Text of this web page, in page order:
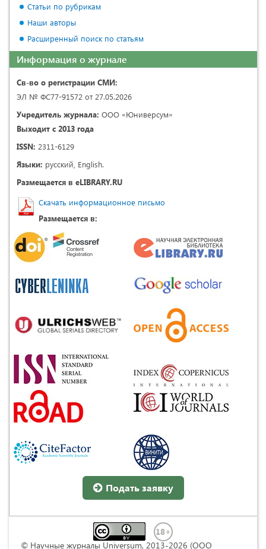
Статьи по рубрикам
Наши авторы
Расширенный поиск по статьям
Информация о журнале
Св-во о регистрации СМИ:
ЭЛ № ФС77-91572 от 27.05.2026
Учредитель журнала: ООО «Юниверсум»
Выходит с 2013 года
ISSN: 2311-6129
Языки: русский, English.
Размещается в eLIBRARY.RU
Скачать информационное письмо
Размещается в:
Подать заявку
© Научные журналы Universum, 2013-2026 (ООО